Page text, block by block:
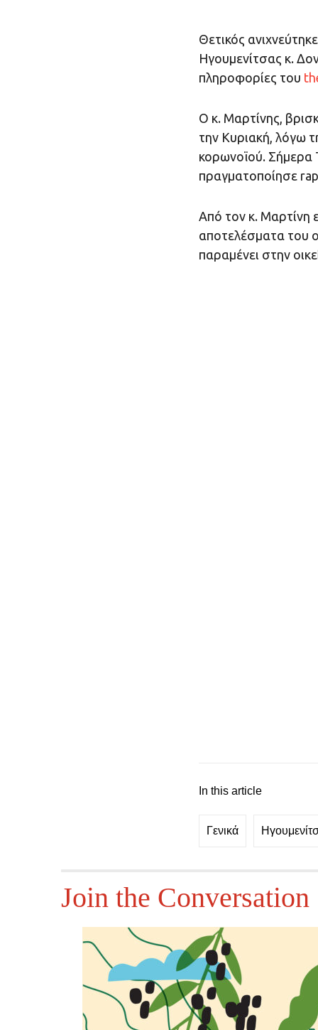
Θετικός
Ηγουμενίτσας κ.
πληροφορίες του
Ο κ. Μαρτίνης,
την Κυριακή, λόγω
κορωνοϊού. Σήμερα
πραγματοποίησε
Από τον κ. Μαρτίνη
αποτελέσματα του
παραμένει στην
In this article
Γενικά
Join the Conversation